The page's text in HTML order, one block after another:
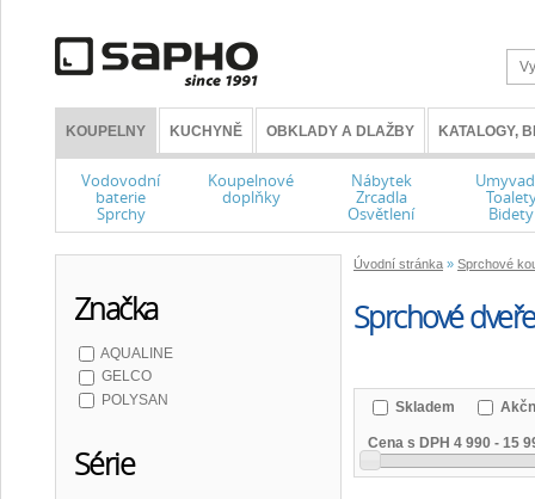
KOUPELNY KUCHYNĚ OBKLADY A DLAŽBY KATALOGY,
Vodovodní
baterie
Sprchy
Koupelnové
doplňky
Nábytek
Zrcadla
Osvětlení Bidety
Úvodní stránka » Sprchové
Sprchové
Značka
AQUALINE
GELCO
POLYSAN
Série
Skladem
Cena s DPH 4 990 - 15